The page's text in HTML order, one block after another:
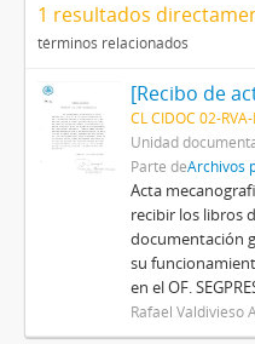
1 resultados
términos relacionados
CL CIDOC 02-
Unidad
Parte deArchivos
Acta
recibir los libros
documentación
su
en el OF.
Rafael Valdivieso